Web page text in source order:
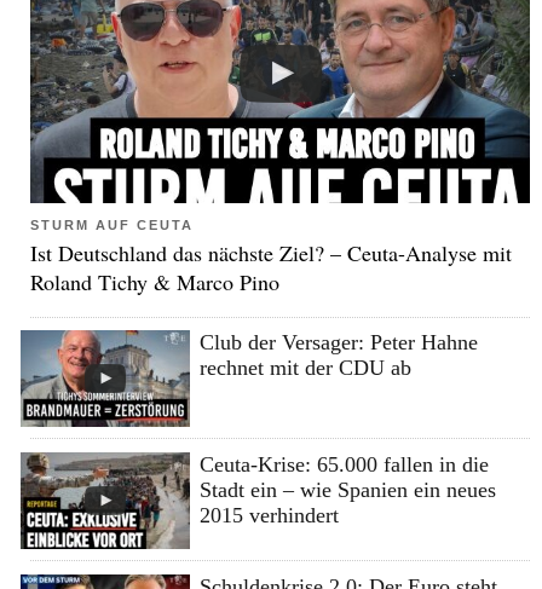
STURM AUF CEUTA
Ist Deutschland das nächste Ziel? – Ceuta-Analyse mit
Roland Tichy & Marco Pino
Club der Versager: Peter Hahne
rechnet mit der CDU ab
Ceuta-Krise: 65.000 fallen in die
Stadt ein – wie Spanien ein neues
2015 verhindert